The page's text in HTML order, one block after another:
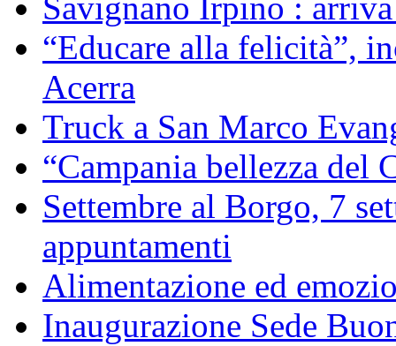
“Educare alla felicità”,
Acerra
Truck a San Marco
“Campania bellezza del
Settembre al Borgo, 7
appuntamenti
Alimentazione ed
Inaugurazione Sede